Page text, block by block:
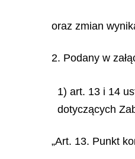
oraz zmian
2. Podany w
1) art. 13 i 14
dotyczących
„Art. 13. Punkt